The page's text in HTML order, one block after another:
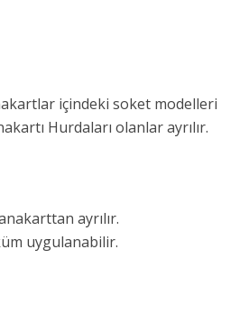
içindeki soket modelleri
Hurdaları olanlar ayrılır.
ayrılır.
uygulanabilir.